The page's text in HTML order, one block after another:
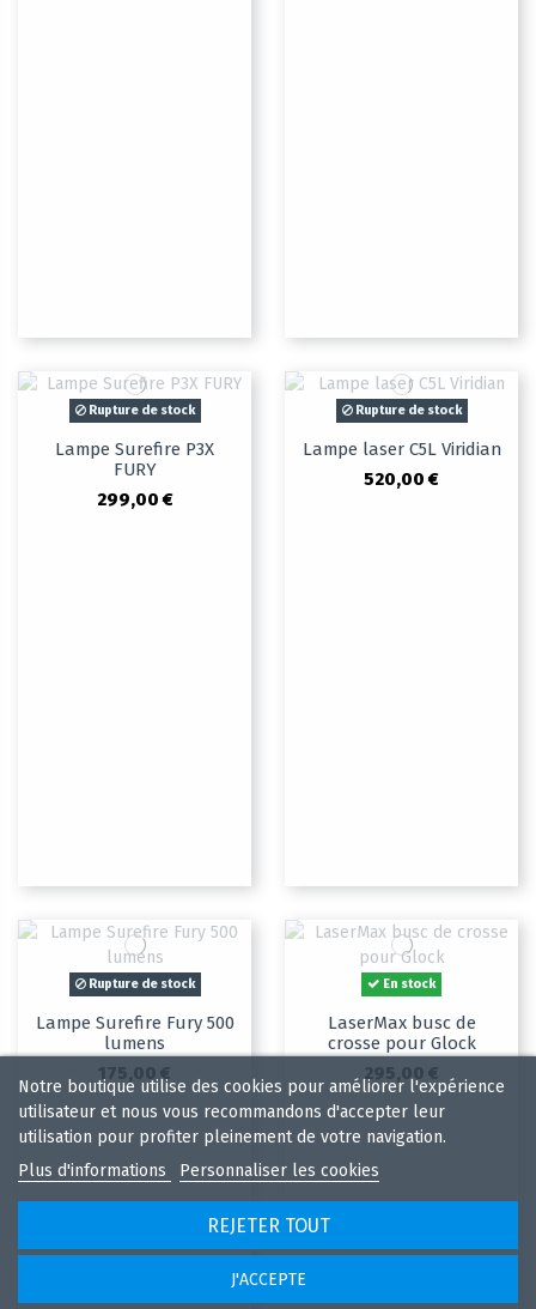
Rupture de stock
Lampe Surefire P3X
FURY
299,00 €
Rupture de stock
Lampe laser C5L Viridian
520,00 €
Rupture de stock
Lampe Surefire Fury 500
lumens
175,00 €
En stock
LaserMax busc de
crosse pour Glock
295,00 €
Notre boutique utilise des cookies pour améliorer l'expérience
utilisateur et nous vous recommandons d'accepter leur
utilisation pour profiter pleinement de votre navigation.
Plus d'informations
Personnaliser les cookies
REJETER TOUT
J'ACCEPTE